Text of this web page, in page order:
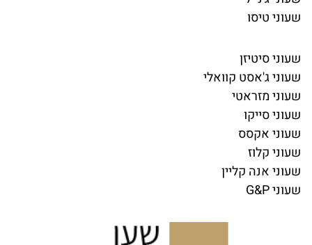
שעוני טיסו
שעוני סיטיזן
שעוני ג'אסט קוואלי
שעוני מזראטי
שעוני סייקו
שעוני אקסס
שעוני קלוז
שעוני אנה קליין
שעוני G&P